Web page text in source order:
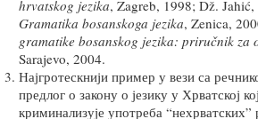
hrvatskog jezika, Zagreb, 1998; Dž.
Gramatika bosanskoga jezika, Zenica,
gramatike bosanskog jezika: priručnik za
Sarajevo, 2004.
Најгротескнији пример у вези са
предлог о закону о језику у Хрватској
криминализује употреба